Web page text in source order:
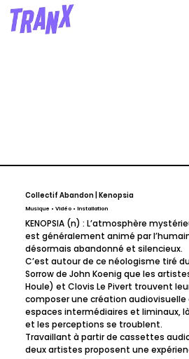
Collectif Abandon | Kenopsia
Musique • Vidéo • Installation
KENOPSIA (n) : L’atmosphère
est généralement animé par
désormais abandonné et silencieux.
C’est autour de ce néologisme tiré
Sorrow de John Koenig que les
Houle) et Clovis Le Pivert trouvent
composer une création
espaces intermédiaires et liminaux,
et les perceptions se troublent.
Travaillant à partir de cassettes
deux artistes proposent une